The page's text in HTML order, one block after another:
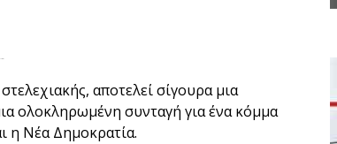
αποτελεί σίγουρα μια
ολοκληρωμένη συνταγή για ένα κόμμα
η Νέα Δημοκρατία.